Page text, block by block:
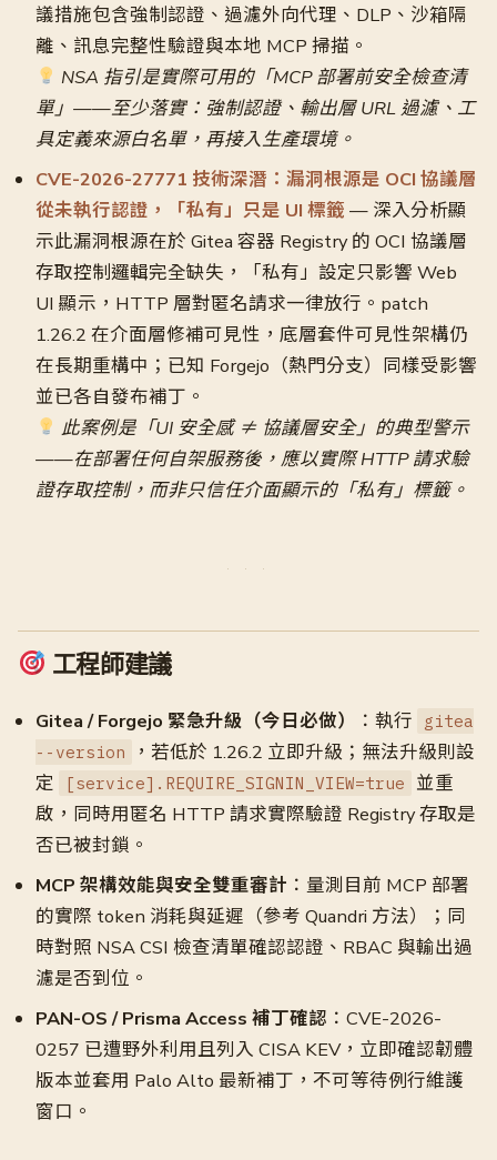
議措施包含強制認證、過濾外向代理、DLP、沙箱隔
離、訊息完整性驗證與本地 MCP 掃描。
NSA 指引是實際可用的「MCP 部署前安全檢查清
單」——至少落實：強制認證、輸出層 URL 過濾、工
具定義來源白名單，再接入生產環境。
CVE-2026-27771 技術深潛：漏洞根源是 OCI 協議層
從未執行認證，「私有」只是 UI 標籤 — 深入分析顯
示此漏洞根源在於 Gitea 容器 Registry 的 OCI 協議層
存取控制邏輯完全缺失，「私有」設定只影響 Web
UI 顯示，HTTP 層對匿名請求一律放行。patch
1.26.2 在介面層修補可見性，底層套件可見性架構仍
在長期重構中；已知 Forgejo（熱門分支）同樣受影響
並已各自發布補丁。
此案例是「UI 安全感 ≠ 協議層安全」的典型警示
——在部署任何自架服務後，應以實際 HTTP 請求驗
證存取控制，而非只信任介面顯示的「私有」標籤。
工程師建議
Gitea / Forgejo 緊急升級（今日必做） ：執行
gitea
--version
，若低於 1.26.2 立即升級；無法升級則設
定
[service].REQUIRE_SIGNIN_VIEW=true
並重
啟，同時用匿名 HTTP 請求實際驗證 Registry 存取是
否已被封鎖。
MCP 架構效能與安全雙重審計 ：量測目前 MCP 部署
的實際 token 消耗與延遲（參考 Quandri 方法）；同
時對照 NSA CSI 檢查清單確認認證、RBAC 與輸出過
濾是否到位。
PAN-OS / Prisma Access 補丁確認 ：CVE-2026-
0257 已遭野外利用且列入 CISA KEV，立即確認韌體
版本並套用 Palo Alto 最新補丁，不可等待例行維護
窗口。